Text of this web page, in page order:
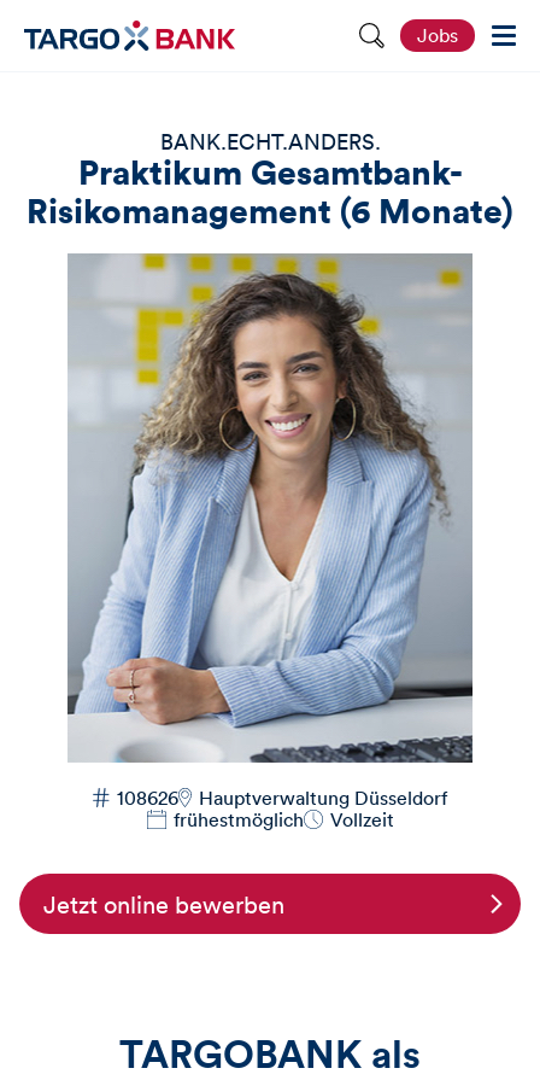
S
e
u
r
c
h
s
e
n
Jobs
BANK.ECHT.ANDERS.
Praktikum Gesamtbank-
Risikomanagement (6 Monate)
108626
Hauptverwaltung Düsseldorf
frühestmöglich
Vollzeit
Jetzt online bewerben
TARGOBANK als